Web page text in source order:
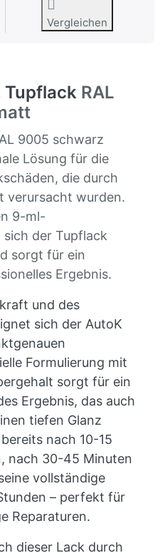
Vergleichen
Tupflack RAL
9005 schwarz
Lösung für die
die durch
verursacht wurden.
9-ml-
sich der Tupflack
sorgt für ein
Ergebnis.
und des
sich der AutoK
Formulierung mit
sorgt für ein
Ergebnis, das auch
tiefen Glanz
nach 10-15
nach 30-45 Minuten
vollständige
– perfekt für
Reparaturen.
dieser Lack durch